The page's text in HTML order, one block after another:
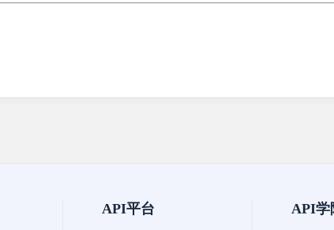
API平台 API学